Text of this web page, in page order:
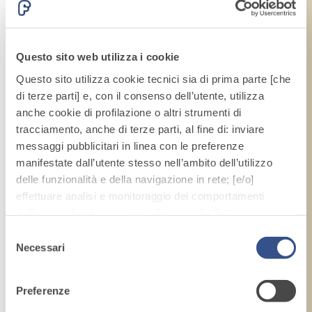
Questo sito web utilizza i cookie
Questo sito utilizza cookie tecnici sia di prima parte [che
di terze parti] e, con il consenso dell’utente, utilizza
anche cookie di profilazione o altri strumenti di
tracciamento, anche di terze parti, al fine di: inviare
messaggi pubblicitari in linea con le preferenze
manifestate dall’utente stesso nell’ambito dell’utilizzo
delle funzionalità e della navigazione in rete; [e/o]
effettuare analisi e monitoraggio dei comportamenti
Cliccando sul tasto “
acconsente all’uso di tutti i cookie non tecnici, inclusi
quindi quelli di profilazione, analitici e social. Il consenso
è facoltativo e può essere revocato in qualsiasi
delNecessari
Preferenze